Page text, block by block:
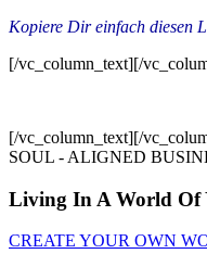
Kopiere Dir einfach diesen
[/vc_column_text][/
[/vc_column_text][/
SOUL - ALIGNED
Living In A World Of
CREATE YOUR OWN